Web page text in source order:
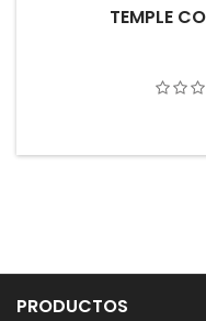
TEMPLE
PRODUCTOS